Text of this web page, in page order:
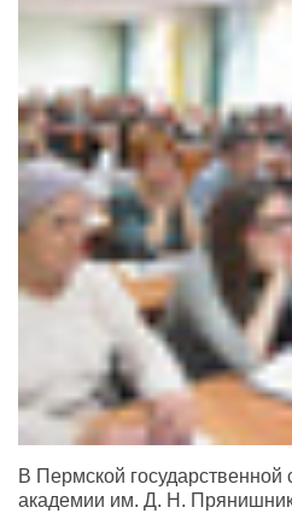
В Пермской государственной
академии им. Д. Н.